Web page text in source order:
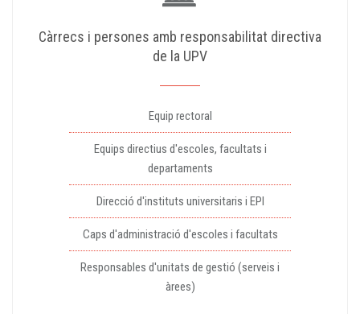
Càrrecs i persones amb responsabilitat directiva
de la UPV
Equip rectoral
Equips directius d'escoles, facultats i
departaments
Direcció d'instituts universitaris i EPI
Caps d'administració d'escoles i facultats
Responsables d'unitats de gestió (serveis i
àrees)